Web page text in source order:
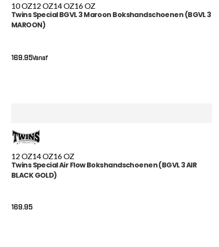
10 OZ12 OZ14 OZ16 OZ
Twins Special BGVL 3 Maroon Bokshandschoenen (BGVL 3
MAROON)
Vanaf
169.95
12 OZ14 OZ16 OZ
Twins Special Air Flow Bokshandschoenen (BGVL 3 AIR
BLACK GOLD)
169.95